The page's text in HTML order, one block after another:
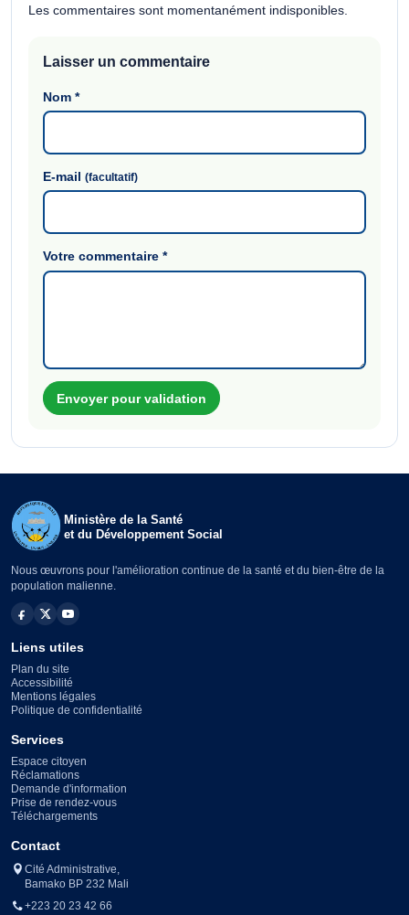
Les commentaires sont momentanément indisponibles.
Laisser un commentaire
Nom*
E-mail(facultatif)
Votre commentaire*
Envoyer pour validation
Ministère de la Santé
et du Développement Social
Nous œuvrons pour l'amélioration continue de la santé et du bien-être de la
population malienne.
Liens utiles
Plan du site
Accessibilité
Mentions légales
Politique de confidentialité
Services
Espace citoyen
Réclamations
Demande d'information
Prise de rendez-vous
Téléchargements
Contact
Cité Administrative,
Bamako BP 232 Mali
+223 20 23 42 66